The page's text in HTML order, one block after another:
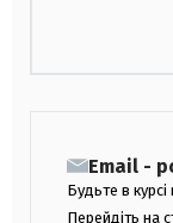
Email -
Будьте в курсі
Перейдіть на